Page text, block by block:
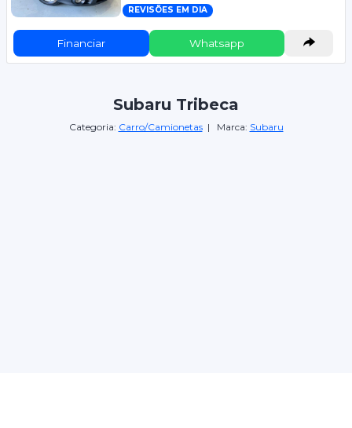
REVISÕES EM DIA
Financiar Whatsapp
Subaru Tribeca
Categoria: Carro/Camionetas| Marca: Subaru